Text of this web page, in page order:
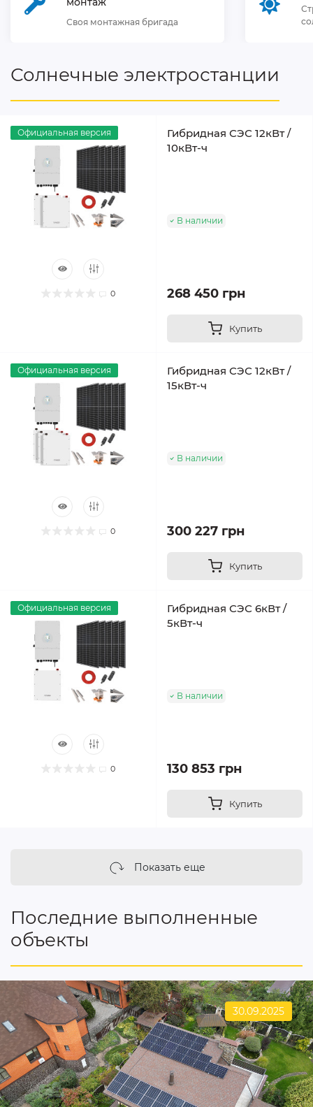
Своя монтажная бригада
Солнечные электростанции
Официальная версия
0
Гибридная СЭС 12кВт /
10кВт-ч
В наличии
268 450 грн
Купить
Официальная версия
0
Гибридная СЭС 12кВт /
15кВт-ч
В наличии
300 227 грн
Купить
Официальная версия
0
Гибридная СЭС 6кВт /
5кВт-ч
В наличии
130 853 грн
Купить
Показать еще
Последние выполненные
объекты
30.09.2025